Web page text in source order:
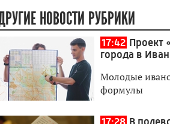
НОВОСТИ РУБРИКИ
17:42 Проект
города в
Молодые
формулы
17:28 В